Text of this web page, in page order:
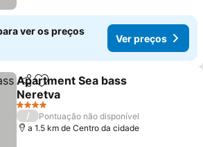
ver os preços
Ver preços
PartilharAdicionar aos favoritos
Apartment Sea bass
Neretva
Ver preços
4 Estrelas
/
Pontuação não disponível
a 1.5 km de Centro da cidade